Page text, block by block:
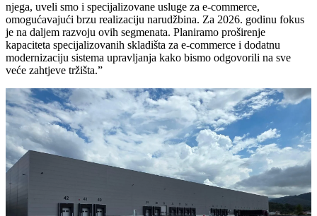
njega, uveli smo i specijalizovane usluge za e-commerce,
omogućavajući brzu realizaciju narudžbina. Za 2026. godinu fokus
je na daljem razvoju ovih segmenata. Planiramo proširenje
kapaciteta specijalizovanih skladišta za e-commerce i dodatnu
modernizaciju sistema upravljanja kako bismo odgovorili na sve
veće zahtjeve tržišta.”